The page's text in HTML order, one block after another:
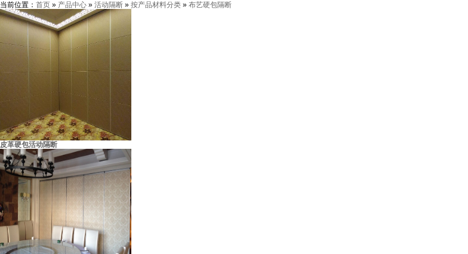
海南三亚高尔夫会所
当前位置： 首页 » 产品中心 » 活动隔断 » 按产品材料分类 » 布艺硬包隔断
皮革硬包活动隔断